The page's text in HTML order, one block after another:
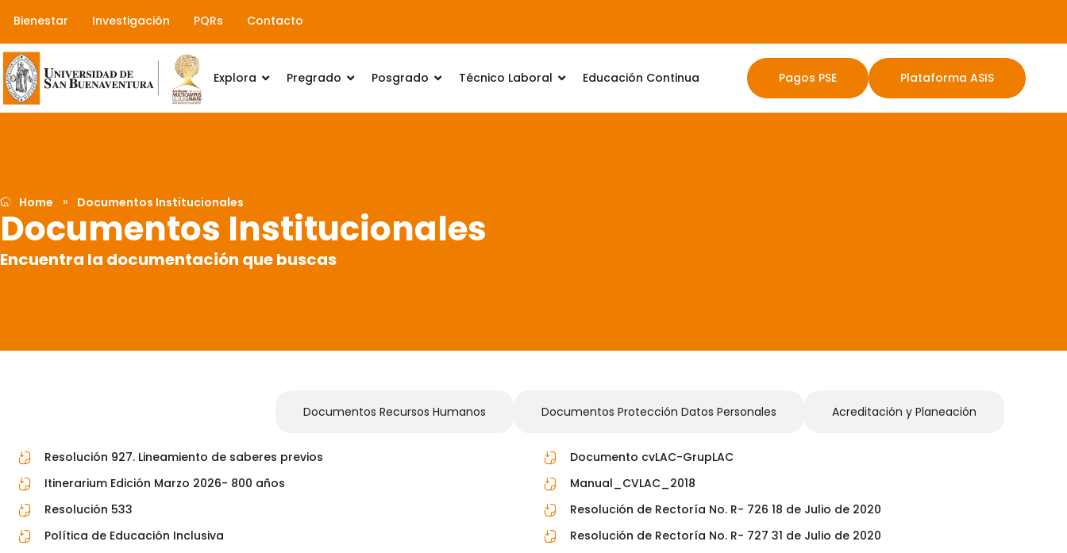
contenido
Bienestar Investigación PQRs Contacto
Explora Pregrado Posgrado Técnico Laboral Educación Continua Pagos PSE Plataforma ASIS
Home » Documentos Institucionales
Documentos Institucionales
Encuentra la documentación que buscas
Documentos Recursos Humanos Documentos Protección Datos Personales Acreditación y Planeación
Resolución 927. Lineamiento de saberes previos
Itinerarium Edición Marzo 2026- 800 años
Resolución 533
Política de Educación Inclusiva
Documento cvLAC-GrupLAC
Manual_CVLAC_2018
Resolución de Rectoría No. R- 726 18 de Julio de 2020
Resolución de Rectoría No. R- 727 31 de Julio de 2020